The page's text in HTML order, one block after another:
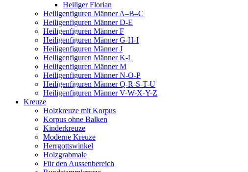
Heiliger Florian
Heiligenfiguren Männer A–B–C
Heiligenfiguren Männer D-E
Heiligenfiguren Männer F
Heiligenfiguren Männer G-H-I
Heiligenfiguren Männer J
Heiligenfiguren Männer K-L
Heiligenfiguren Männer M
Heiligenfiguren Männer N-O-P
Heiligenfiguren Männer Q-R-S-T-U
Heiligenfiguren Männer V-W-X-Y-Z
Kreuze
Holzkreuze mit Korpus
Korpus ohne Balken
Kinderkreuze
Moderne Kreuze
Herrgottswinkel
Holzgrabmale
Für den Aussenbereich